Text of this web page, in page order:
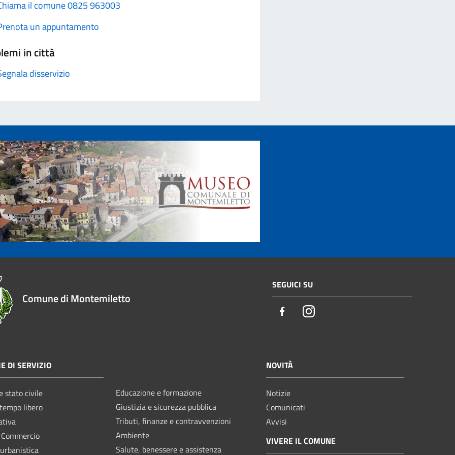
il comune 0825 963003
un appuntamento
in città
disservizio
Comune di Montemiletto
SEGUICI SU
FacebookInstagram
DI SERVIZIO
stato civile
libero
Educazione e formazione
Giustizia e sicurezza pubblica
Tributi, finanze e contravvenzioni
Ambiente
Salute, benessere e assistenza
NOVITÀ
Notizie
Comunicati
Avvisi
VIVERE IL COMUNE